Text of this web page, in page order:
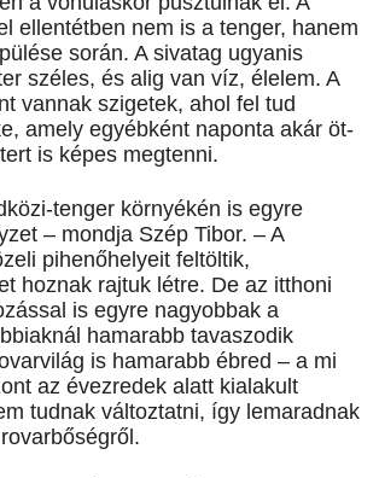
ellentétben nem is a tenger, hanem
során. A sivatag ugyanis
széles, és alig van víz, élelem. A
vannak szigetek, ahol fel tud
amely egyébként naponta akár öt-
is képes megtenni.
tenger környékén is egyre
– mondja Szép Tibor. – A
pihenőhelyeit feltöltik,
hoznak rajtuk létre. De az itthoni
is egyre nagyobbak a
hamarabb tavaszodik
is hamarabb ébred – a mi
az évezredek alatt kialakult
tudnak változtatni, így lemaradnak